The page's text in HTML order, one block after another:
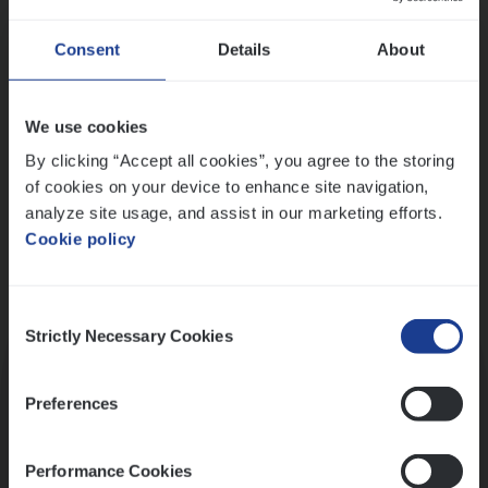
Consent Details About
We use cookies
By clicking “Accept all cookies”, you agree to the storing
of cookies on your device to enhance site navigation,
analyze site usage, and assist in our marketing efforts.
Cookie policy
Selection
Strictly Necessary Cookies
Preferences
Performance Cookies
Ons sollicitatieproces